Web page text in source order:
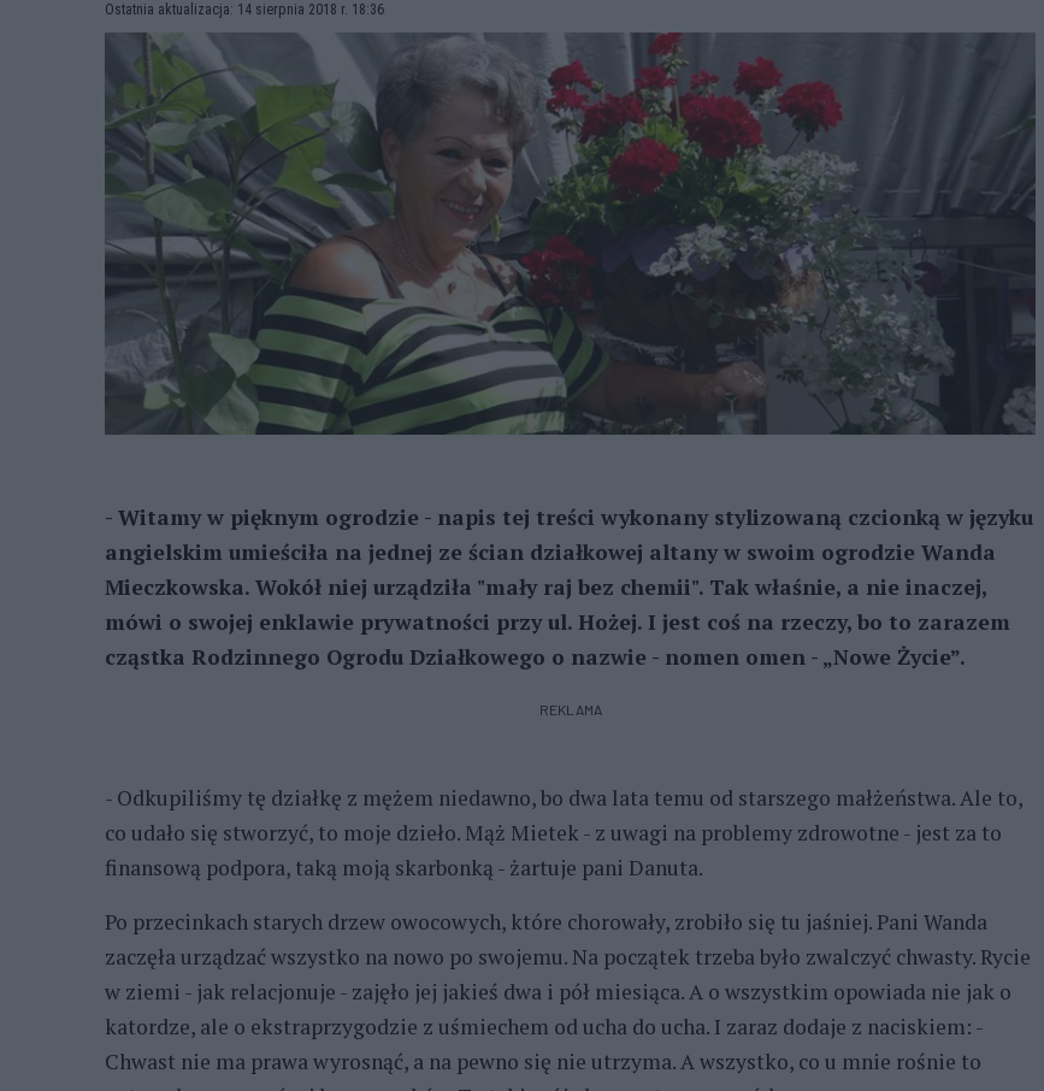
Ostatnia aktualizacja: 14 sierpnia 2018 r. 18:36
- Witamy w pięknym ogrodzie - napis tej treści wykonany stylizowaną czcionką w języku
angielskim umieściła na jednej ze ścian działkowej altany w swoim ogrodzie Wanda
Mieczkowska. Wokół niej urządziła "mały raj bez chemii". Tak właśnie, a nie inaczej,
mówi o swojej enklawie prywatności przy ul. Hożej. I jest coś na rzeczy, bo to zarazem
cząstka Rodzinnego Ogrodu Działkowego o nazwie - nomen omen - „Nowe Życie”.
REKLAMA
- Odkupiliśmy tę działkę z mężem niedawno, bo dwa lata temu od starszego małżeństwa. Ale to,
co udało się stworzyć, to moje dzieło. Mąż Mietek - z uwagi na problemy zdrowotne - jest za to
finansową podpora, taką moją skarbonką - żartuje pani Danuta.
Po przecinkach starych drzew owocowych, które chorowały, zrobiło się tu jaśniej. Pani Wanda
zaczęła urządzać wszystko na nowo po swojemu. Na początek trzeba było zwalczyć chwasty. Rycie
w ziemi - jak relacjonuje - zajęło jej jakieś dwa i pół miesiąca. A o wszystkim opowiada nie jak o
katordze, ale o ekstraprzygodzie z uśmiechem od ucha do ucha. I zaraz dodaje z naciskiem: -
Chwast nie ma prawa wyrosnąć, a na pewno się nie utrzyma. A wszystko, co u mnie rośnie to